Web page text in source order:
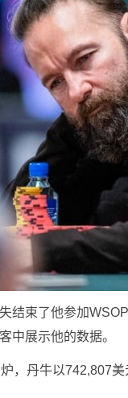
结束了他参加
中展示他的数据。
，丹牛以742,807